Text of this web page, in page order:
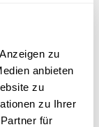
zu
anbieten
zu
zu Ihrer
für